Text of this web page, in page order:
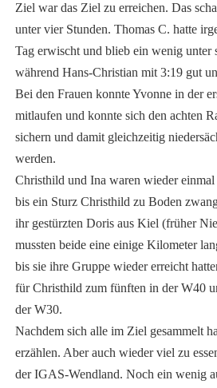
Ziel war das Ziel zu erreichen. Das
unter vier Stunden. Thomas C. hatte
Tag erwischt und blieb ein wenig unter
während Hans-Christian mit 3:19 gut
Bei den Frauen konnte Yvonne in der
mitlaufen und konnte sich den achten
sichern und damit gleichzeitig
werden.
Christhild und Ina waren wieder einmal
bis ein Sturz Christhild zu Boden
ihr gestürzten Doris aus Kiel (früher
mussten beide eine einige Kilometer
bis sie ihre Gruppe wieder erreicht
für Christhild zum fünften in der W40
der W30.
Nachdem sich alle im Ziel gesammelt
erzählen. Aber auch wieder viel zu
der IGAS-Wendland. Noch ein wenig